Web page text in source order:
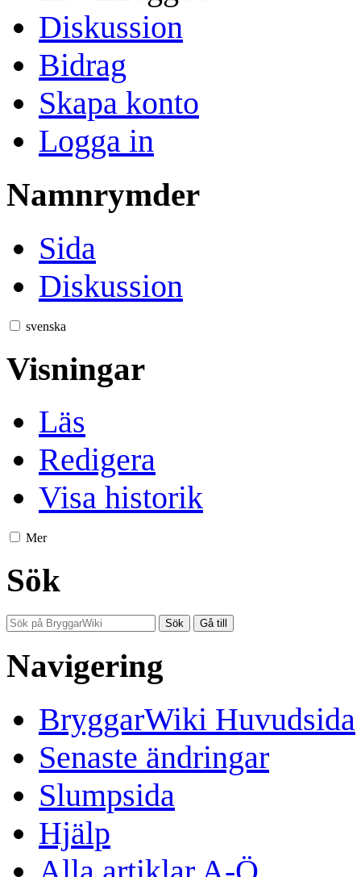
Diskussion
Bidrag
Skapa konto
Logga in
Namnrymder
Sida
Diskussion
svenska
Visningar
Läs
Redigera
Visa historik
Mer
Sök
Navigering
BryggarWiki Huvudsida
Senaste ändringar
Slumpsida
Hjälp